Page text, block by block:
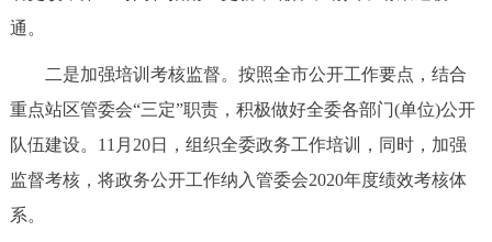
通。
二是加强培训考核监督。按照全市公开工作要点，结合
重点站区管委会“三定”职责，积极做好全委各部门(单位)公开
队伍建设。11月20日，组织全委政务工作培训，同时，加强
监督考核，将政务公开工作纳入管委会2020年度绩效考核体
系。